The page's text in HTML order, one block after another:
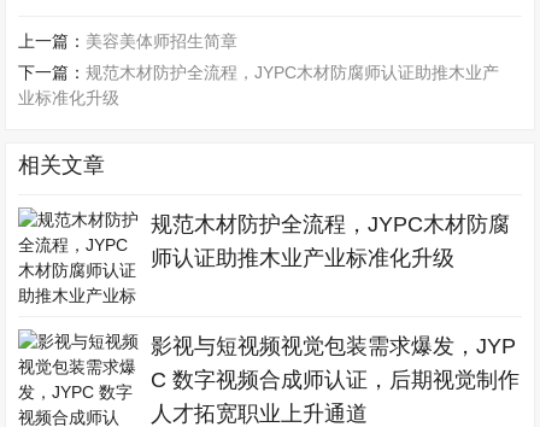
上一篇： 美容美体师招生简章
下一篇：规范木材防护全流程，JYPC木材防腐师认证助推木业产
业标准化升级
相关文章
规范木材防护全流程，JYPC木材防腐
师认证助推木业产业标准化升级
影视与短视频视觉包装需求爆发，JYP
C 数字视频合成师认证，后期视觉制作
人才拓宽职业上升通道